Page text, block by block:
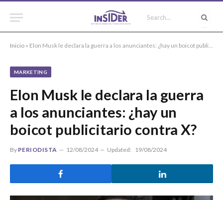
Inicio » Elon Musk le declara la guerra a los anunciantes: ¿hay un boicot publicitario contra X?
MARKETING
Elon Musk le declara la guerra
a los anunciantes: ¿hay un
boicot publicitario contra X?
By PERIODISTA 12/08/2024 Updated: 19/08/2024